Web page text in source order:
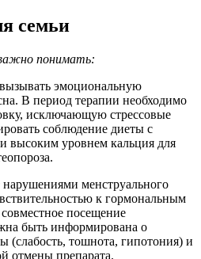
семьи
понимать:
эмоциональную
В период терапии необходимо
исключающую стрессовые
соблюдение диеты с
высоким уровнем кальция для
менструального
к гормональным
посещение
быть информирована о
(слабость, тошнота, гипотония) и
отмены препарата.